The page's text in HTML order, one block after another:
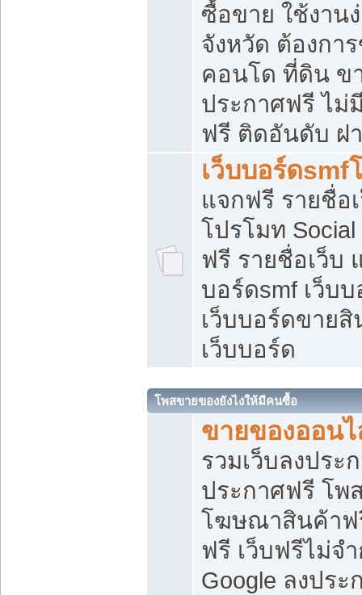
ซื้อขาย ใช้งาน
จังหวัด ต้องกา
คอนโด ที่ดิน ข
ประกาศฟรี ไม่
ฟรี ติดอันดับ ฝ
เว็บบอร์ดsmf
แจกฟรี รายชื่อ
โปรโมท
ฟรี รายชื่อเว็บ
บอร์ดsmf เว็บ
เว็บบอร์ดขาย
เว็บบอร์ด
โพสขายของยังไงให้มีคนซื้อ
ขายของออน
รวมเว็บลงประ
ประกาศฟรี โพ
โฆษณาสินค้าฟ
ฟรี เว็บฟรีไม่จ
Google ลงปร